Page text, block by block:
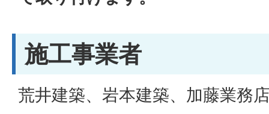
施工事業者
荒井建築、岩本建築、加藤業務